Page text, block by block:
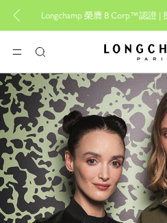
Corp™認證 |探索更多
選單
搜
尋
Longchamp - 主頁